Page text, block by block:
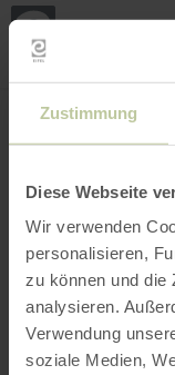
Zustimmung
Diese Webseite
Wir verwenden
personalisieren,
zu können und die
analysieren.
Verwendung
soziale Medien,